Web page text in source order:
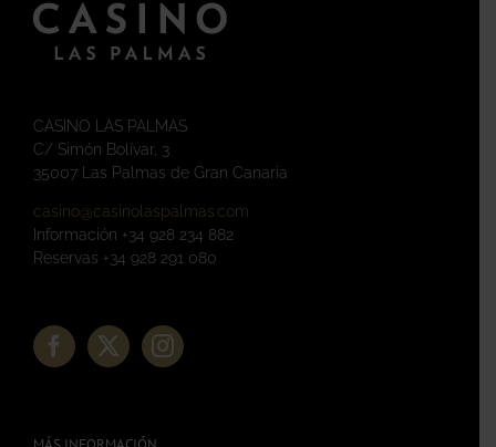
CASINO LAS PALMAS
C/ Simón Bolívar, 3
35007 Las Palmas de Gran Canaria
casino@casinolaspalmas.com
Información +34 928 234 882
Reservas +34 928 291 080